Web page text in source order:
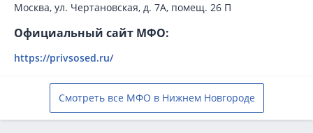
Москва, ул. Чертановская, д. 7А, помещ. 26 П
Официальный сайт МФО:
https://privsosed.ru/
Смотреть все МФО в Нижнем Новгороде